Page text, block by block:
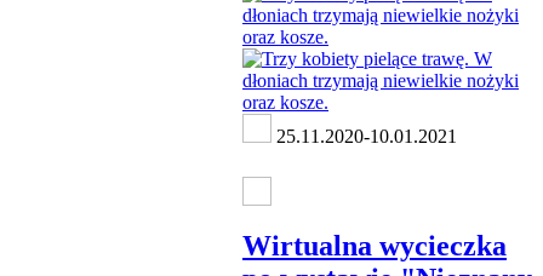
25.11.2020-10.01.2021
Wirtualna wycieczka